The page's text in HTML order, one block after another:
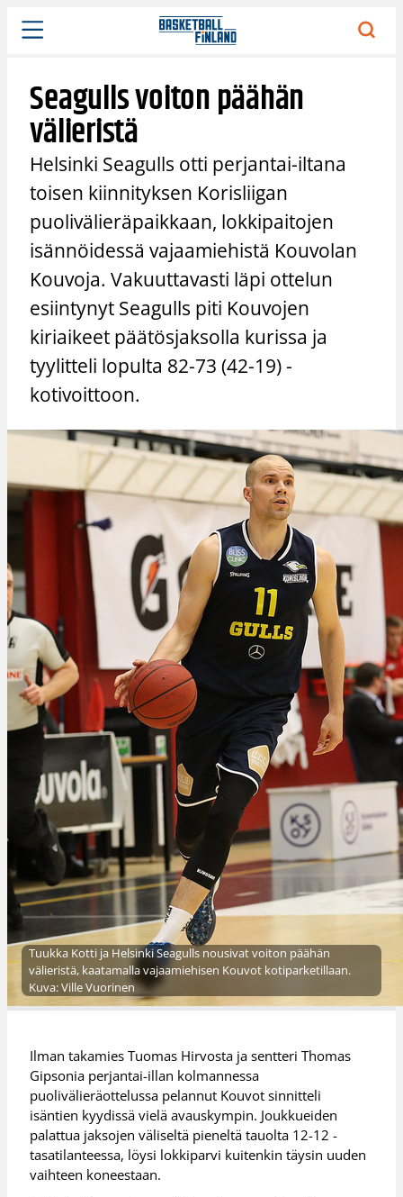
Siirry
sisältöön
Seagulls voiton päähän
välieristä
Helsinki Seagulls otti perjantai-iltana
toisen kiinnityksen Korisliigan
puolivälieräpaikkaan, lokkipaitojen
isännöidessä vajaamiehistä Kouvolan
Kouvoja. Vakuuttavasti läpi ottelun
esiintynyt Seagulls piti Kouvojen
kiriaikeet päätösjaksolla kurissa ja
tyylitteli lopulta 82-73 (42-19) -
kotivoittoon.
Tuukka Kotti ja Helsinki Seagulls nousivat voiton päähän
välieristä, kaatamalla vajaamiehisen Kouvot kotiparketillaan.
Kuva: Ville Vuorinen
Ilman takamies Tuomas Hirvosta ja sentteri Thomas
Gipsonia perjantai-illan kolmannessa
puolivälieräottelussa pelannut Kouvot sinnitteli
isäntien kyydissä vielä avauskympin. Joukkueiden
palattua jaksojen väliseltä pieneltä tauolta 12-12 -
tasatilanteessa, löysi lokkiparvi kuitenkin täysin uuden
vaihteen koneestaan.